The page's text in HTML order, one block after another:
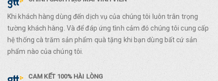
Khi khách hàng dùng đến dịch vụ của chúng tôi luôn trân trọng
tường khách hàng. Và để đáp ứng tình cảm đó chúng tôi cung cấp
hệ thống cà trăm sản phẩm quà tặng khi bạn dùng bất cứ sản
phẩm nào của chúng tôi.
CAM KẾT 100% HÀI LÒNG